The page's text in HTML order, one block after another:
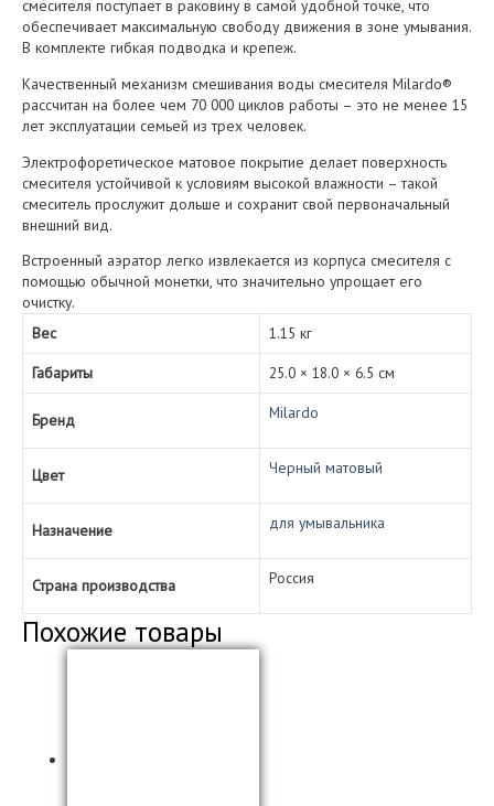
смесителя поступает в раковину в самой удобной точке, что
обеспечивает максимальную свободу движения в зоне умывания.
В комплекте гибкая подводка и крепеж.
Качественный механизм смешивания воды смесителя Milardo®
рассчитан на более чем 70 000 циклов работы – это не менее 15
лет эксплуатации семьей из трех человек.
Электрофоретическое матовое покрытие делает поверхность
смесителя устойчивой к условиям высокой влажности – такой
смеситель прослужит дольше и сохранит свой первоначальный
внешний вид.
Встроенный аэратор легко извлекается из корпуса смесителя с
помощью обычной монетки, что значительно упрощает его
очистку.
Вес
1.15 кг
Габариты
25.0 × 18.0 × 6.5 см
Бренд Milardo
Цвет Черный матовый
Назначение для умывальника
Страна производства Россия
Похожие товары